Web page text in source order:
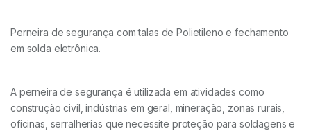
Perneira de segurança com talas de Polietileno e fechamento
em solda eletrônica.
A perneira de segurança é utilizada em atividades como
construção civil, indústrias em geral, mineração, zonas rurais,
oficinas, serralherias que necessite proteção para soldagens e